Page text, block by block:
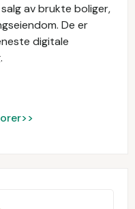
av brukte boliger,
De er
digitale